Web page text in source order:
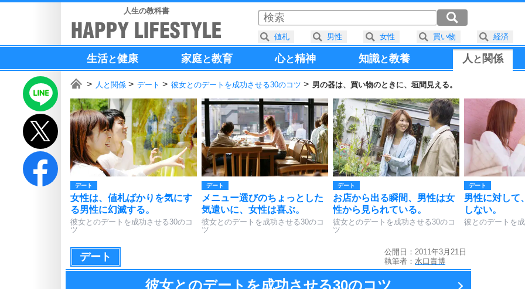
人生の教科書
生活と健康 家庭と教育 心と精神 知識と教養 人と 関係
人と関係 デート 彼女とのデートを成功させる30のコツ 男の器は、買い物のときに、垣間見える。
デート
女性は、値札ばかりを気にす
る男性に幻滅する。
彼女とのデートを成功させる30のコ
ツ
デート
メニュー選びのちょっとした
気遣いに、女性は喜ぶ。
彼女とのデートを成功させる30のコ
ツ
デート
お店から出る瞬間、男性は女
性から見られている。
彼女とのデートを成功させる30のコ
ツ
デート
男性に対して
しない。
彼とのデートを
デート
公開日：2011年3月21日
執筆者： 水口貴博
彼女とのデートを成功させる30のコツ
値札 男性 女性 買い物 経済